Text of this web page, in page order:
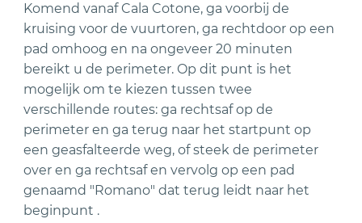
Komend vanaf Cala Cotone, ga voorbij de
kruising voor de vuurtoren, ga rechtdoor op een
pad omhoog en na ongeveer 20 minuten
bereikt u de perimeter. Op dit punt is het
mogelijk om te kiezen tussen twee
verschillende routes: ga rechtsaf op de
perimeter en ga terug naar het startpunt op
een geasfalteerde weg, of steek de perimeter
over en ga rechtsaf en vervolg op een pad
genaamd "Romano" dat terug leidt naar het
beginpunt .